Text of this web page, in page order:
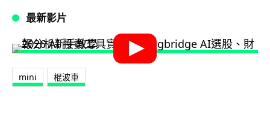
最新影片
mini 棍波車